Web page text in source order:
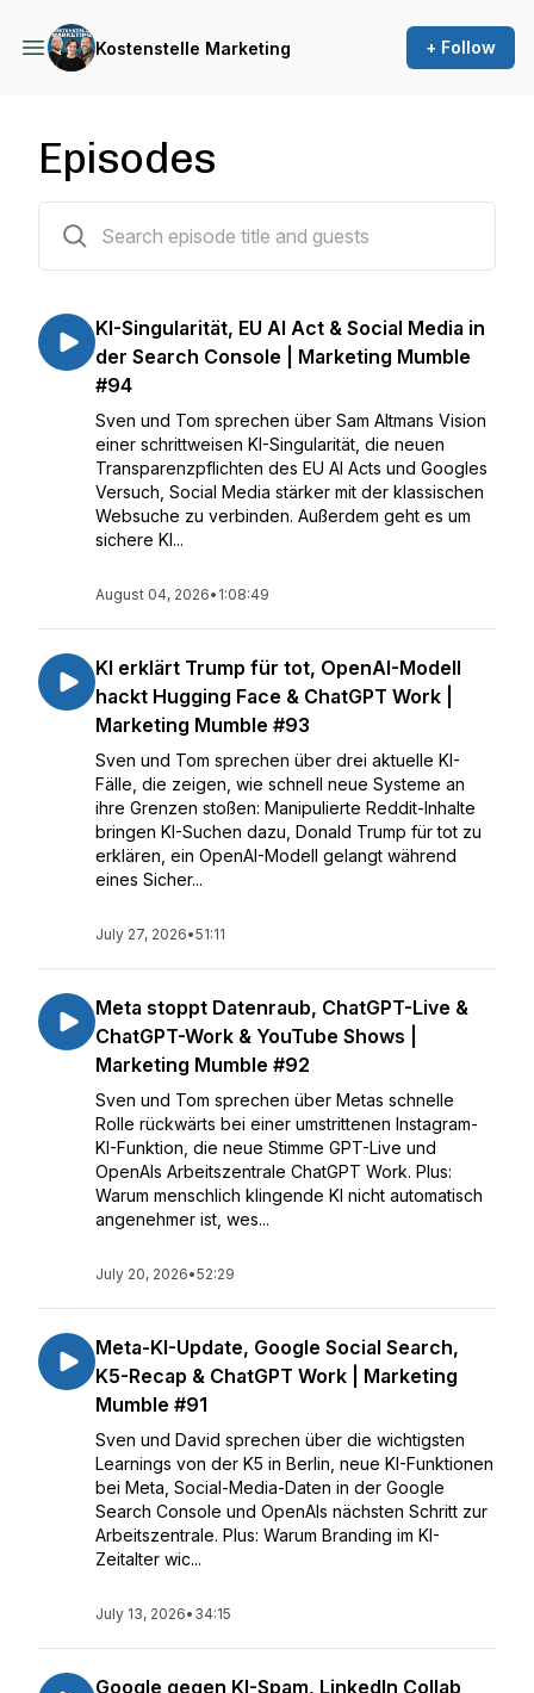
Kostenstelle Marketing + Follow
Episodes
KI-Singularität, EU AI Act & Social Media in
der Search Console | Marketing Mumble
#94
Sven und Tom sprechen über Sam Altmans Vision
einer schrittweisen KI-Singularität, die neuen
Transparenzpflichten des EU AI Acts und Googles
Versuch, Social Media stärker mit der klassischen
Websuche zu verbinden. Außerdem geht es um
sichere KI...
August 04, 2026• 1:08:49
KI erklärt Trump für tot, OpenAI-Modell
hackt Hugging Face & ChatGPT Work |
Marketing Mumble #93
Sven und Tom sprechen über drei aktuelle KI-
Fälle, die zeigen, wie schnell neue Systeme an
ihre Grenzen stoßen: Manipulierte Reddit-Inhalte
bringen KI-Suchen dazu, Donald Trump für tot zu
erklären, ein OpenAI-Modell gelangt während
eines Sicher...
July 27, 2026•51:11
Meta stoppt Datenraub, ChatGPT-Live &
ChatGPT-Work & YouTube Shows |
Marketing Mumble #92
Sven und Tom sprechen über Metas schnelle
Rolle rückwärts bei einer umstrittenen Instagram-
KI-Funktion, die neue Stimme GPT-Live und
OpenAIs Arbeitszentrale ChatGPT Work. Plus:
Warum menschlich klingende KI nicht automatisch
angenehmer ist, wes...
July 20, 2026•52:29
Meta-KI-Update, Google Social Search,
K5-Recap & ChatGPT Work | Marketing
Mumble #91
Sven und David sprechen über die wichtigsten
Learnings von der K5 in Berlin, neue KI-Funktionen
bei Meta, Social-Media-Daten in der Google
Search Console und OpenAIs nächsten Schritt zur
Arbeitszentrale. Plus: Warum Branding im KI-
Zeitalter wic...
July 13, 2026• 34:15
Google gegen KI-Spam, LinkedIn Collab